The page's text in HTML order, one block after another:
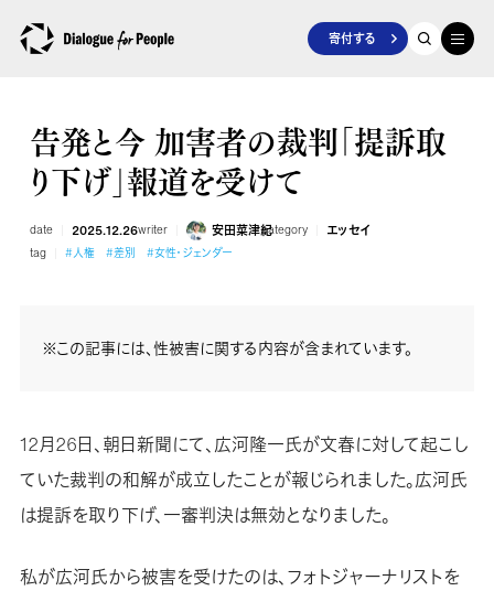
寄付する
告発と今 加害者の裁判「提訴取
り下げ」報道を受けて
date 2025.12.26writer 安田菜津紀category エッセイ
tag #人権 #差別 #女性・ジェンダー
※この記事には、性被害に関する内容が含まれています。
12月26日、朝日新聞にて、広河隆一氏が文春に対して起こし
ていた裁判の和解が成立したことが報じられました。広河氏
は提訴を取り下げ、一審判決は無効となりました。
私が広河氏から被害を受けたのは、フォトジャーナリストを